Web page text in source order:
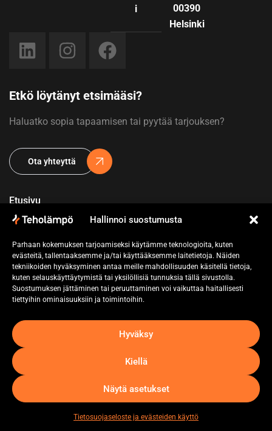
Hallinnoi suostumusta
Parhaan kokemuksen tarjoamiseksi käytämme teknologioita, kuten
evästeitä, tallentaaksemme ja/tai käyttääksemme laitetietoja. Näiden
tekniikoiden hyväksyminen antaa meille mahdollisuuden käsitellä tietoja,
kuten selauskäyttäytymistä tai yksilöllisiä tunnuksia tällä sivustolla.
Suostumuksen jättäminen tai peruuttaminen voi vaikuttaa haitallisesti
tiettyihin ominaisuuksiin ja toimintoihin.
Hyväksy
Kiellä
Näytä asetukset
Tietosuojaseloste ja evästeiden käyttö
i
00390
Helsinki
Etusivu
Yritys
Referenssit
Pyydä tarjous
Ota yhteyttä
Etkö löytänyt etsimääsi?
Haluatko sopia tapaamisen tai pyytää tarjouksen?
Ota yhteyttä
Tietosuojaseloste